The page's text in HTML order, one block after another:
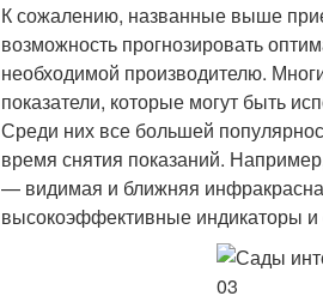
К сожалению, названные выше
возможность прогнозировать
необходимой производителю.
показатели, которые могут быть
Среди них все большей
время снятия показаний.
— видимая и ближняя
высокоэффективные индикаторы и